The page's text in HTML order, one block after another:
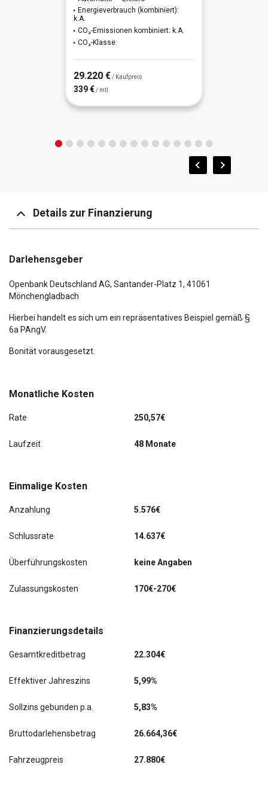
Klimaautomatik 3-Zonen
Kopf-Airbag-System
Lenkrad heizbar
Lenkrad mit Schaltwippen
Scheibenwischer mit Regensensor
Seitenairbag vorn
Seitenairbag vorn mitte (Central Airbag)
Sitz vorn rechts höhenverstellbar
Smart-Key
Sport-Komfortsitze vorn
Start/Stop-Anlage
Start-Stop-Knopf
Innenspiegel mit Abblendautomatik
Klimaautomatik 3-Zonen
Lenkrad heizbar
Wireless SmartLink (Apple CarPlay)
Energieverbrauch (kombiniert):
k.A.
CO₂-Emissionen kombiniert: k.A.
CO₂-Klasse:
29.220 € / Kaufpreis
339 € / mtl
Details zur Finanzierung
Monatliche Kosten
Rate 250,57€
Laufzeit 48 Monate
Einmalige Kosten
Anzahlung 5.576€
Schlussrate 14.637€
Überführungskosten keine Angaben
Zulassungskosten 170€-270€
Finanzierungsdetails
Gesamtkreditbetrag 22.304€
Effektiver Jahreszins 5,99%
Sollzins gebunden p.a. 5,83%
Bruttodarlehensbetrag 26.664,36€
Fahrzeugpreis 27.880€
Darlehensgeber
Openbank Deutschland AG, Santander-Platz 1, 41061
Mönchengladbach
Hierbei handelt es sich um ein repräsentatives Beispiel gemäß §
6a PAngV.
Bonität vorausgesetzt.